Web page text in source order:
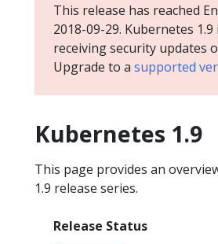
This release has reached
2018-09-29. Kubernetes
receiving security updates
Upgrade to a supported
Kubernetes 1.9
This page provides an
1.9 release series.
Release Status